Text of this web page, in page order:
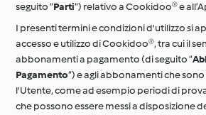
seguito “Parti“) relativo a Cookidoo® e
I presenti termini e condizioni d'utilizzo si
accesso e utilizzo di Cookidoo®, tra cui il
abbonamenti a pagamento (di seguito “
Pagamento“) e agli abbonamenti che
l'Utente, come ad esempio periodi di
che possono essere messi a disposizione